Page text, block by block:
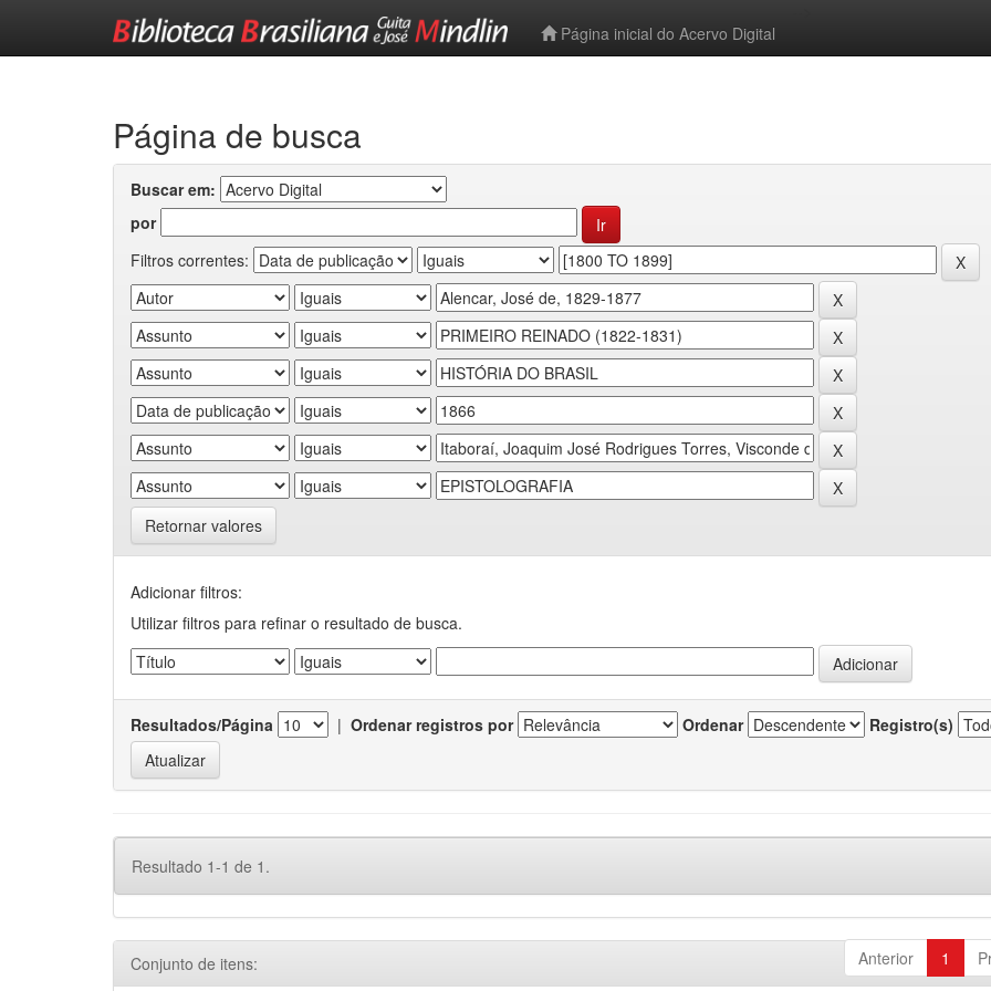
Página inicial do Acervo Digital
Página de busca
Buscar em:
por
Filtros correntes:
Retornar valores
Adicionar filtros:
Utilizar filtros para refinar o resultado de busca.
Resultados/Página | Ordenar registros por Ordenar Registro(s)
Resultado 1-1 de 1.
Anterior 1
Conjunto de itens: